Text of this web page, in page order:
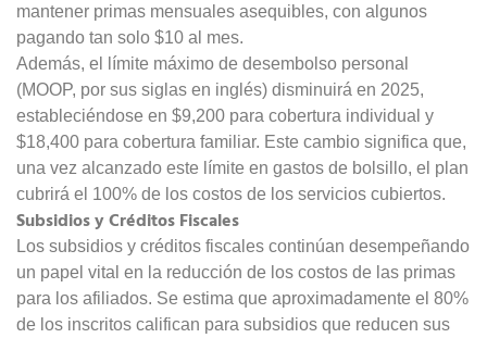
mantener primas mensuales asequibles, con algunos
pagando tan solo $10 al mes.
Además, el límite máximo de desembolso personal
(MOOP, por sus siglas en inglés) disminuirá en 2025,
estableciéndose en $9,200 para cobertura individual y
$18,400 para cobertura familiar. Este cambio significa que,
una vez alcanzado este límite en gastos de bolsillo, el plan
cubrirá el 100% de los costos de los servicios cubiertos.
Subsidios y Créditos Fiscales
Los subsidios y créditos fiscales continúan desempeñando
un papel vital en la reducción de los costos de las primas
para los afiliados. Se estima que aproximadamente el 80%
de los inscritos califican para subsidios que reducen sus